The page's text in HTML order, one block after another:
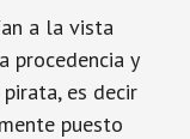
a la vista
procedencia y
es decir
puesto